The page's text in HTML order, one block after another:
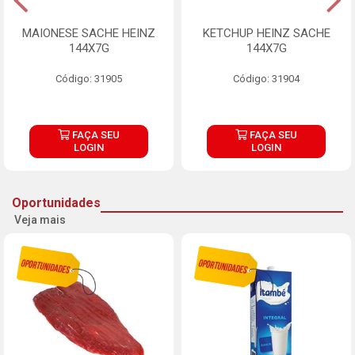
MAIONESE SACHE HEINZ
144X7G
Código: 31905
FAÇA SEU
LOGIN
KETCHUP HEINZ SACHE
144X7G
Código: 31904
FAÇA SEU
LOGIN
Oportunidades
Veja mais